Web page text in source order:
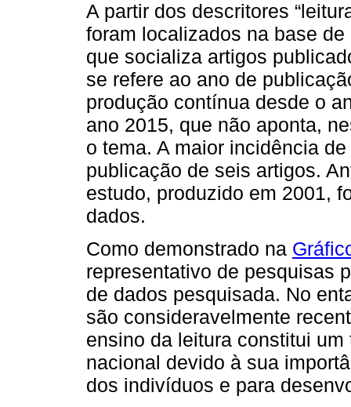
A partir dos descritores
foram localizados na base
que socializa artigos
se refere ao ano de
produção contínua desde o
ano 2015, que não aponta,
o tema. A maior incidência
publicação de seis artigos.
estudo, produzido em 2001,
dados.
Como demonstrado na
representativo de pesquisas
de dados pesquisada. No
são consideravelmente
ensino da leitura constitui
nacional devido à sua
dos indivíduos e para